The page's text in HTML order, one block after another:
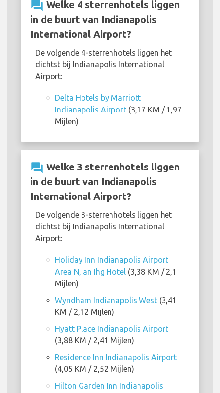
question_answer Welke 4 sterrenhotels liggen
in de buurt van Indianapolis
International Airport?
De volgende 4-sterrenhotels liggen het
dichtst bij Indianapolis International
Airport:
Delta Hotels by Marriott
Indianapolis Airport (3,17 KM / 1,97
Mijlen)
question_answer Welke 3 sterrenhotels liggen
in de buurt van Indianapolis
International Airport?
De volgende 3-sterrenhotels liggen het
dichtst bij Indianapolis International
Airport:
Holiday Inn Indianapolis Airport
Area N, an Ihg Hotel (3,38 KM / 2,1
Mijlen)
Wyndham Indianapolis West (3,41
KM / 2,12 Mijlen)
Hyatt Place Indianapolis Airport
(3,88 KM / 2,41 Mijlen)
Residence Inn Indianapolis Airport
(4,05 KM / 2,52 Mijlen)
Hilton Garden Inn Indianapolis